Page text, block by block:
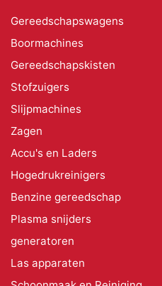
Gereedschapswagens
Boormachines
Gereedschapskisten
Stofzuigers
Slijpmachines
Zagen
Accu's en Laders
Hogedrukreinigers
Benzine gereedschap
Plasma snijders
generatoren
Las apparaten